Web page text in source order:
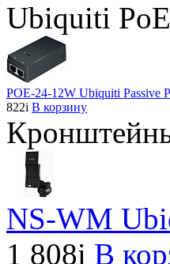
Ubiquiti
POE-24-12W Ubiquiti Passive
822i В корзину
NS-WM
1 808i В